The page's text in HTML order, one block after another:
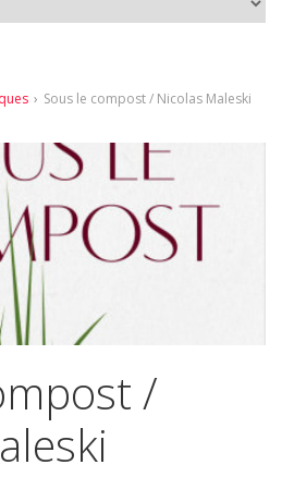
› Sous le compost / Nicolas Maleski
/